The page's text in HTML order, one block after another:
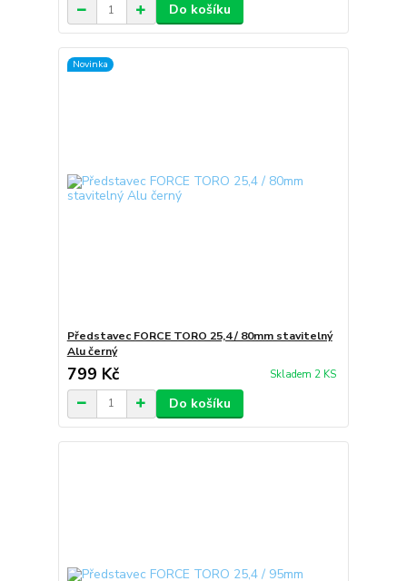
Do košíku
Novinka
Představec FORCE TORO 25,4 / 80mm stavitelný
Alu černý
799 Kč Skladem 2 KS
Do košíku